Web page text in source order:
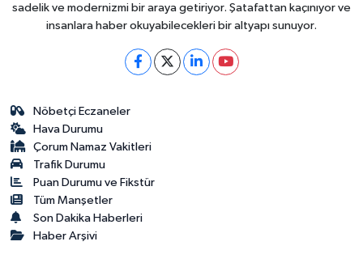
sadelik ve modernizmi bir araya getiriyor. Şatafattan kaçınıyor ve
insanlara haber okuyabilecekleri bir altyapı sunuyor.
Nöbetçi Eczaneler
Hava Durumu
Çorum Namaz Vakitleri
Trafik Durumu
Puan Durumu ve Fikstür
Tüm Manşetler
Son Dakika Haberleri
Haber Arşivi